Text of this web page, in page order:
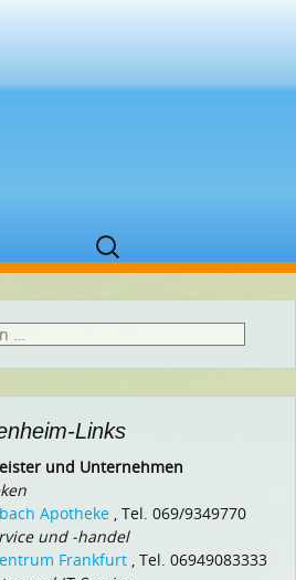
Suchen
nach:
Links
und Unternehmen
Apotheke , Tel. 069/9349770
und -handel
Frankfurt , Tel. 06949083333